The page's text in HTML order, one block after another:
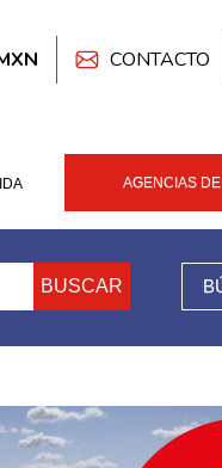
CONTACTO
AGENCIAS
BUSCAR